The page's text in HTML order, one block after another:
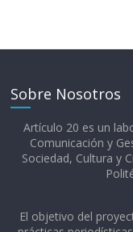
Sobre Nosotros
Artículo 20 es un
Comunicación y
Sociedad, Cultura y
El objetivo del